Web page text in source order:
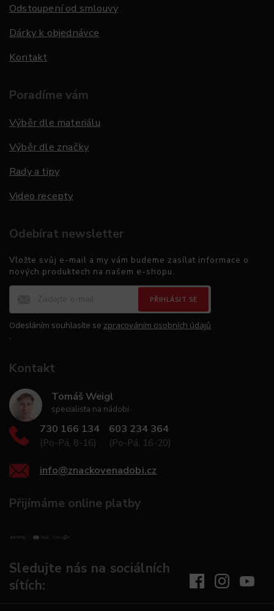
Odstoupení od smlouvy
Dárky k objednávce
Kontakt
Poradíme vám
Výběr dle materiálu
Výběr dle značky
Rady a tipy
Video recepty
Odebírat newsletter
Vložte svůj e-mail a my vám budeme zasílat informace o
nových produktech na našem e-shopu.
PŘIHLÁSIT SE
Odesláním souhlasíte se zpracováním osobních údajů
.
Kontakt
Tomáš Weigl
specialista na nádobí
730 166 134
(Po-Pá, 8-16)
603 234 364
(Po-Pá, 16-20)
info@znackovenadobi.cz
Přijímáme online platby
Sledujte nás na sociálních
sítích: